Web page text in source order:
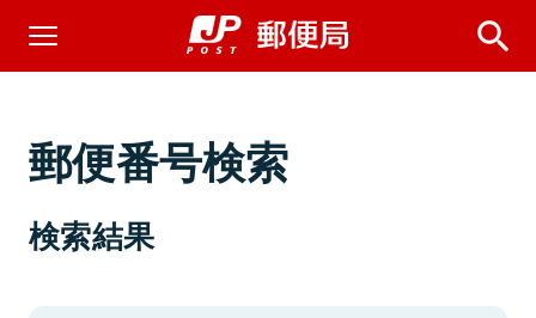
郵便番号検索
検索結果